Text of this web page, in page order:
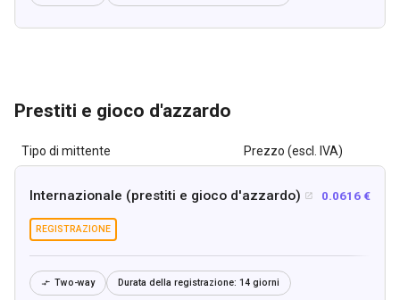
Prestiti e gioco d'azzardo
Tipo di mittente Prezzo (escl. IVA)
Internazionale (prestiti e gioco d'azzardo)  0.0616 €
REGISTRAZIONE
 Two-way Durata della registrazione: 14 giorni